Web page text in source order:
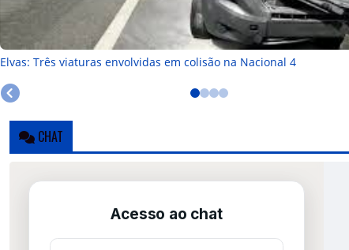
Elvas: Três viaturas envolvidas em colisão na Nacional 4
CHAT